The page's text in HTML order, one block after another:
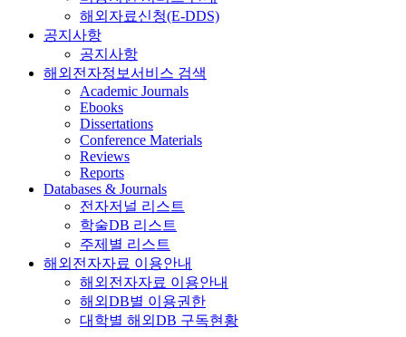
해외자료신청(E-DDS)
공지사항
공지사항
해외전자정보서비스 검색
Academic Journals
Ebooks
Dissertations
Conference Materials
Reviews
Reports
Databases & Journals
전자저널 리스트
학술DB 리스트
주제별 리스트
해외전자자료 이용안내
해외전자자료 이용안내
해외DB별 이용권한
대학별 해외DB 구독현황